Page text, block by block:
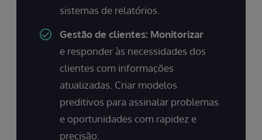
sistemas de relatórios.
Gestão de clientes: Monitorizar
e responder às necessidades dos
clientes com informações
atualizadas. Criar modelos
preditivos para assinalar problemas
e oportunidades com rapidez e
precisão.